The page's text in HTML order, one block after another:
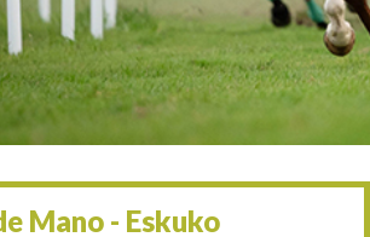
09 17:30 Irailaren 6a / 6 de
09 17:30 Irailaren 13a / 13 de
09 11:30 Irailaren 30a / 30 de
06 11:30
Mano - Eskuko